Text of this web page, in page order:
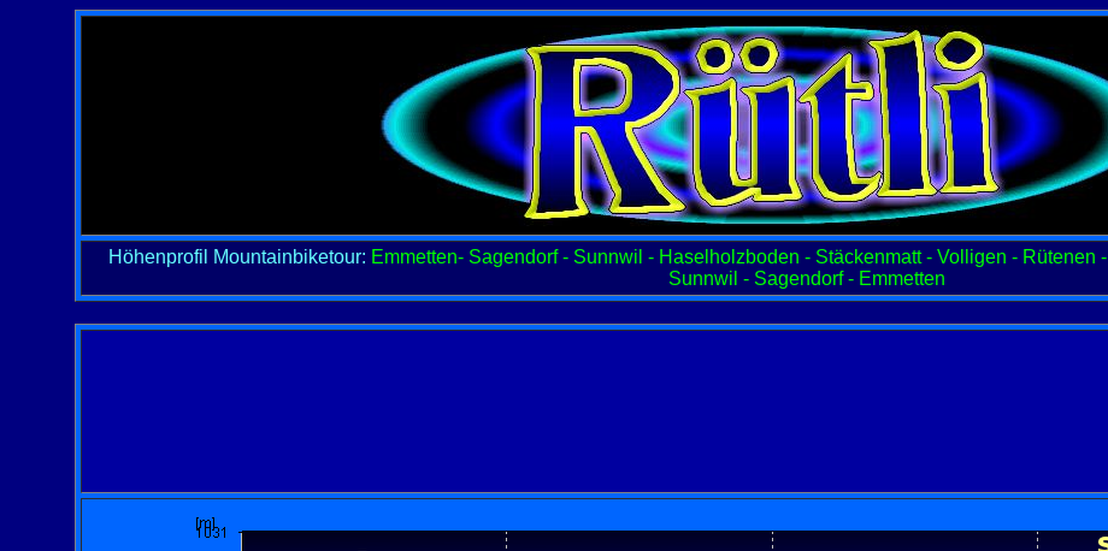
Höhenprofil Mountainbiketour: Emmetten- Sagendorf - Sunnwil - Haselholzboden - Stäckenmatt - Volligen - Rütenen -
Sunnwil - Sagendorf - Emmetten